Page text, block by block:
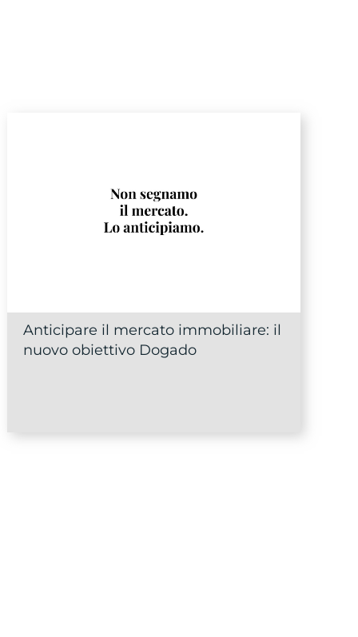
Anticipare il mercato immobiliare: il
nuovo obiettivo Dogado